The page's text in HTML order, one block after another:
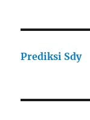
Prediksi Sdy